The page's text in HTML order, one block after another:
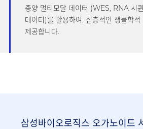
종양 멀티모달 데이터 (WES, RNA 시
데이터)를 활용하여, 심층적인 생물학적
제공합니다.
삼성바이오로직스 오가노이드